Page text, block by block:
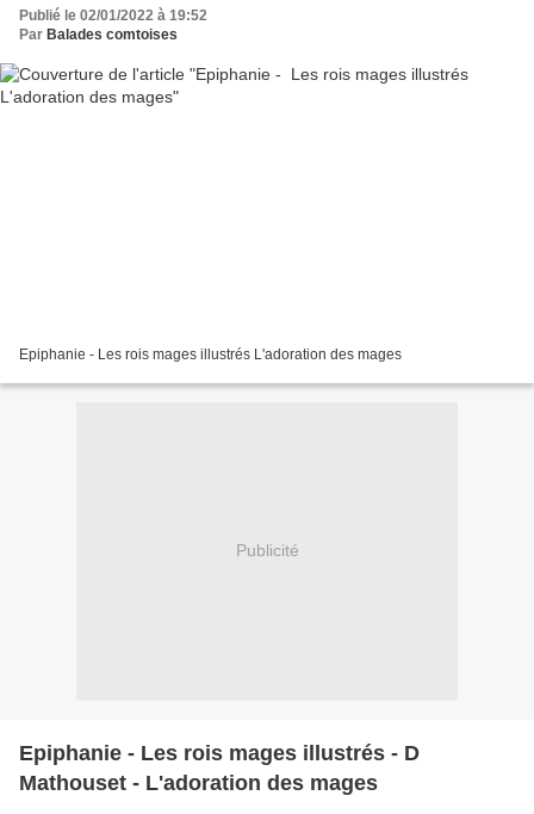
Publié le 02/01/2022 à 19:52
Par Balades comtoises
Epiphanie - Les rois mages illustrés L'adoration des mages
Publicité
Epiphanie - Les rois mages illustrés - D
Mathouset - L'adoration des mages